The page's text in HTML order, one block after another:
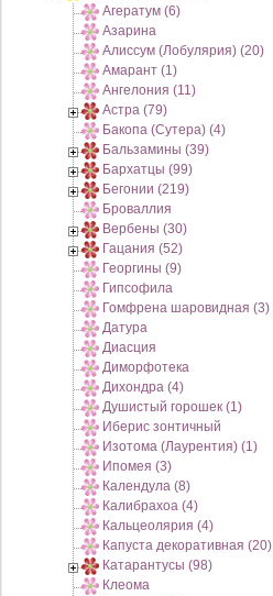
Агератум (6)
Азарина
Алиссум (Лобулярия) (20)
Амарант (1)
Ангелония (11)
Астра (79)
Бакопа (Сутера) (4)
Бальзамины (39)
Бархатцы (99)
Бегонии (219)
Броваллия
Вербены (30)
Гацания (52)
Георгины (9)
Гипсофила
Гомфрена шаровидная (3)
Датура
Диасция
Диморфотека
Дихондра (4)
Душистый горошек (1)
Иберис зонтичный
Изотома (Лаурентия) (1)
Ипомея (3)
Календула (8)
Калибрахоа (4)
Кальцеолярия (4)
Капуста декоративная (20)
Катарантусы (98)
Клеома